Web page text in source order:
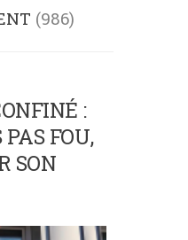
986
:
FOU,
SON